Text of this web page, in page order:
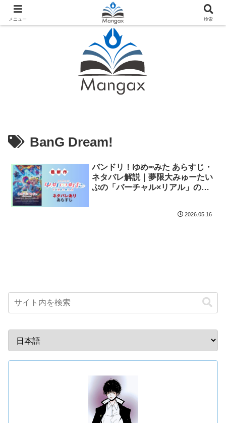
人気おすすめ漫画紹介ならMangax（マンガックス）
BanG Dream!
バンドリ！ゆめ∞みた あらすじ・
ネタバレ解説｜夢限大みゅーたい
ぷの「バーチャル×リアル」の新
2026.05.16
メニュー 検索